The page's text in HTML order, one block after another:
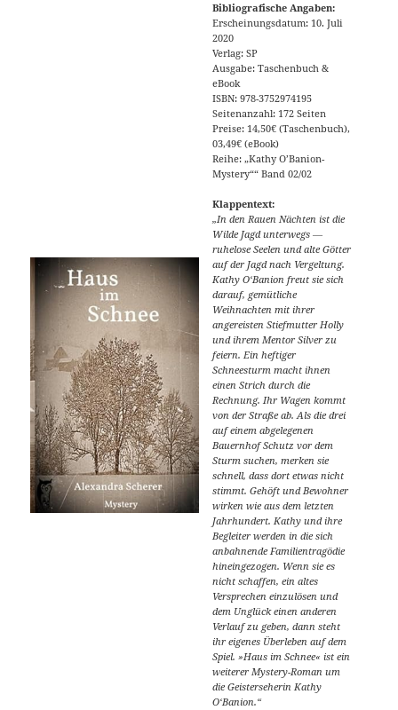
Bibliografische Angaben:
Erscheinungsdatum: 10. Juli
2020
Verlag: SP
Ausgabe: Taschenbuch &
eBook
ISBN: 978-3752974195
Seitenanzahl: 172 Seiten
Preise: 14,50€ (Taschenbuch),
03,49€ (eBook)
Reihe: „Kathy O’Banion-
Mystery““ Band 02/02
Klappentext:
„In den Rauen Nächten ist die
Wilde Jagd unterwegs ―
ruhelose Seelen und alte Götter
auf der Jagd nach Vergeltung.
Kathy O‘Banion freut sie sich
darauf, gemütliche
Weihnachten mit ihrer
angereisten Stiefmutter Holly
und ihrem Mentor Silver zu
feiern. Ein heftiger
Schneesturm macht ihnen
einen Strich durch die
Rechnung. Ihr Wagen kommt
von der Straße ab. Als die drei
auf einem abgelegenen
Bauernhof Schutz vor dem
Sturm suchen, merken sie
schnell, dass dort etwas nicht
stimmt. Gehöft und Bewohner
wirken wie aus dem letzten
Jahrhundert. Kathy und ihre
Begleiter werden in die sich
anbahnende Familientragödie
hineingezogen. Wenn sie es
nicht schaffen, ein altes
Versprechen einzulösen und
dem Unglück einen anderen
Verlauf zu geben, dann steht
ihr eigenes Überleben auf dem
Spiel. »Haus im Schnee« ist ein
weiterer Mystery-Roman um
die Geisterseherin Kathy
O‘Banion.“